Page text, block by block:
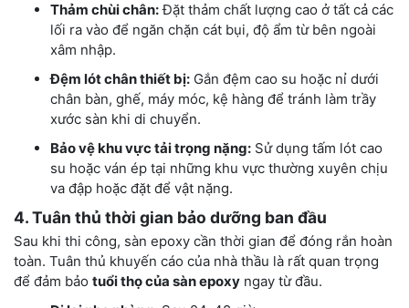
Thảm chùi chân:Đặt thảm chất lượng cao ở tất cả các
lối ra vào để ngăn chặn cát bụi, độ ẩm từ bên ngoài
xâm nhập.
Đệm lót chân thiết bị: Gắn đệm cao su hoặc nỉ dưới
chân bàn, ghế, máy móc, kệ hàng để tránh làm trầy
xước sàn khi di chuyển.
Bảo vệ khu vực tải trọng nặng: Sử dụng tấm lót cao
su hoặc ván ép tại những khu vực thường xuyên chịu
va đập hoặc đặt để vật nặng.
4. Tuân thủ thời gian bảo dưỡng ban đầu
Sau khi thi công, sàn epoxy cần thời gian để đóng rắn hoàn
toàn. Tuân thủ khuyến cáo của nhà thầu là rất quan trọng
để đảm bảo tuổi thọ của sàn epoxy ngay từ đầu.